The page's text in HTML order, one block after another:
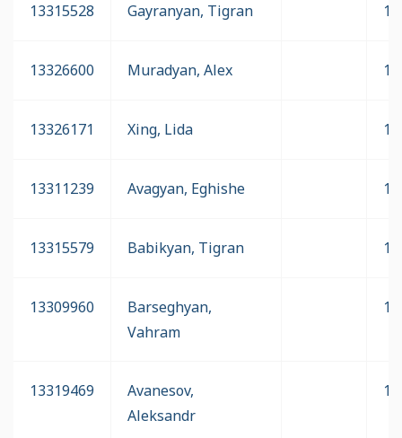
13315528 Gayranyan, Tigran
13326600 Muradyan, Alex
13326171 Xing, Lida
13311239 Avagyan, Eghishe
13315579 Babikyan, Tigran
13309960
Barseghyan,
Vahram
13319469
Avanesov,
Aleksandr